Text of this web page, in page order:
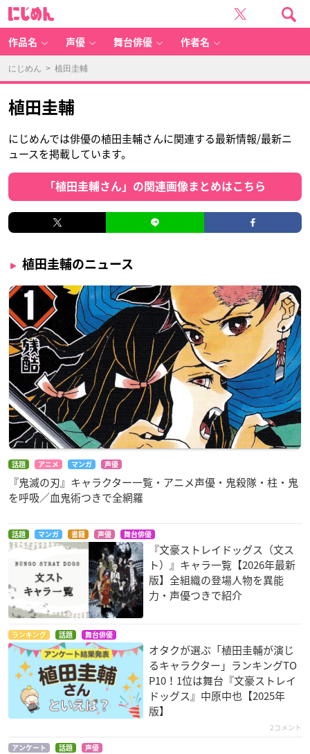
作品名 声優 舞台俳優 作者名
にじめん > 植田圭輔
植田圭輔
にじめんでは俳優の植田圭輔さんに関連する最新情報/最新ニ
ュースを掲載しています。
「植田圭輔さん」の関連画像まとめはこちら
植田圭輔のニュース
話題 アニメ マンガ 声優
『鬼滅の刃』キャラクター一覧・アニメ声優・鬼殺隊・柱・鬼
を呼吸／血鬼術つきで全網羅
話題 マンガ 書籍 声優 舞台俳優
『文豪ストレイドッグス（文ス
ト）』キャラ一覧【2026年最新
版】全組織の登場人物を異能
力・声優つきで紹介
ランキング 話題 舞台俳優
オタクが選ぶ「植田圭輔が演じ
るキャラクター」ランキングTO
P10！1位は舞台『文豪ストレイ
ドッグス』中原中也【2025年
版】
2コメント
アンケート 話題 声優